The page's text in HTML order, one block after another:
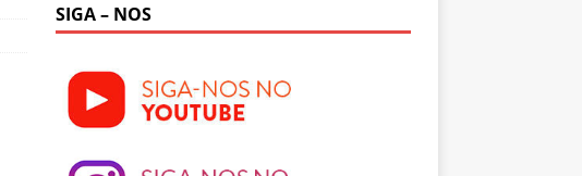
SIGA – NOS